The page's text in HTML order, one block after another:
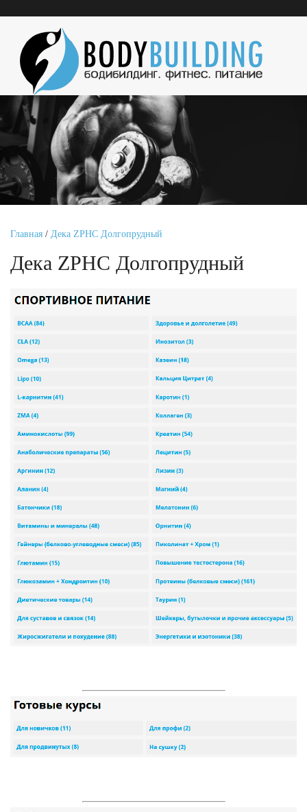
Главная / Дека ZPHC Долгопрудный
Дека ZPHC Долгопрудный